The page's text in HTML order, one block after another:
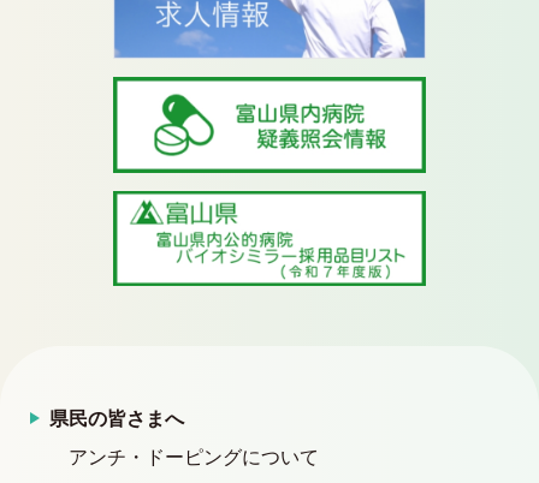
県民の皆さまへ
アンチ・ドーピングについて